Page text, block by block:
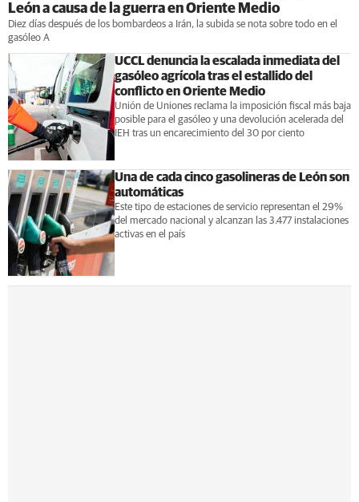
León a causa de la guerra en Oriente Medio
Diez días después de los bombardeos a Irán, la subida se nota sobre todo en el
gasóleo A
UCCL denuncia la escalada inmediata del
gasóleo agrícola tras el estallido del
conflicto en Oriente Medio
Unión de Uniones reclama la imposición fiscal más baja
posible para el gasóleo y una devolución acelerada del
IEH tras un encarecimiento del 30 por ciento
Una de cada cinco gasolineras de León son
automáticas
Este tipo de estaciones de servicio representan el 29%
del mercado nacional y alcanzan las 3.477 instalaciones
activas en el país